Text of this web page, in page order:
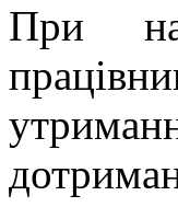
При